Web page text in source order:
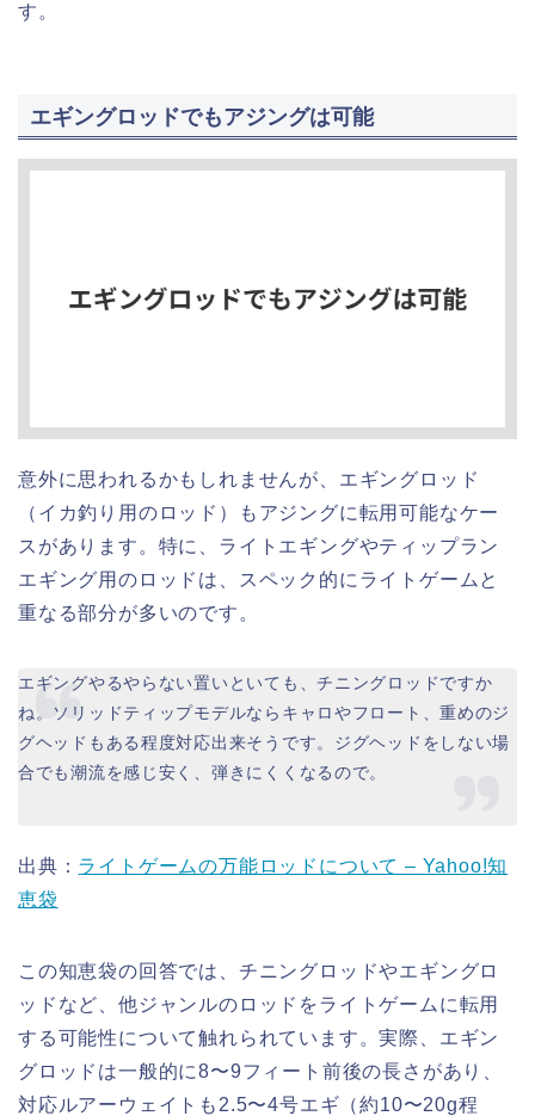
す。
エギングロッドでもアジングは可能
意外に思われるかもしれませんが、エギングロッド
（イカ釣り用のロッド）もアジングに転用可能なケー
スがあります。特に、ライトエギングやティップラン
エギング用のロッドは、スペック的にライトゲームと
重なる部分が多いのです。
エギングやるやらない置いといても、チニングロッドですか
ね。ソリッドティップモデルならキャロやフロート、重めのジ
グヘッドもある程度対応出来そうです。ジグヘッドをしない場
合でも潮流を感じ安く、弾きにくくなるので。
出典： ライトゲームの万能ロッドについて – Yahoo!知
恵袋
この知恵袋の回答では、チニングロッドやエギングロ
ッドなど、他ジャンルのロッドをライトゲームに転用
する可能性について触れられています。実際、エギン
グロッドは一般的に8〜9フィート前後の長さがあり、
対応ルアーウェイトも2.5〜4号エギ（約10〜20g程